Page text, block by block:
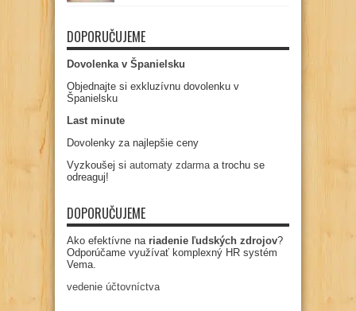
DOPORUČUJEME
Dovolenka v Španielsku
Objednajte si exkluzívnu dovolenku v
Španielsku
Last minute
Dovolenky za najlepšie ceny
Vyzkoušej si automaty zdarma a trochu se
odreaguj!
DOPORUČUJEME
Ako efektívne na riadenie ľudských zdrojov?
Odporúčame využívať komplexný HR systém
Vema.
vedenie účtovníctva